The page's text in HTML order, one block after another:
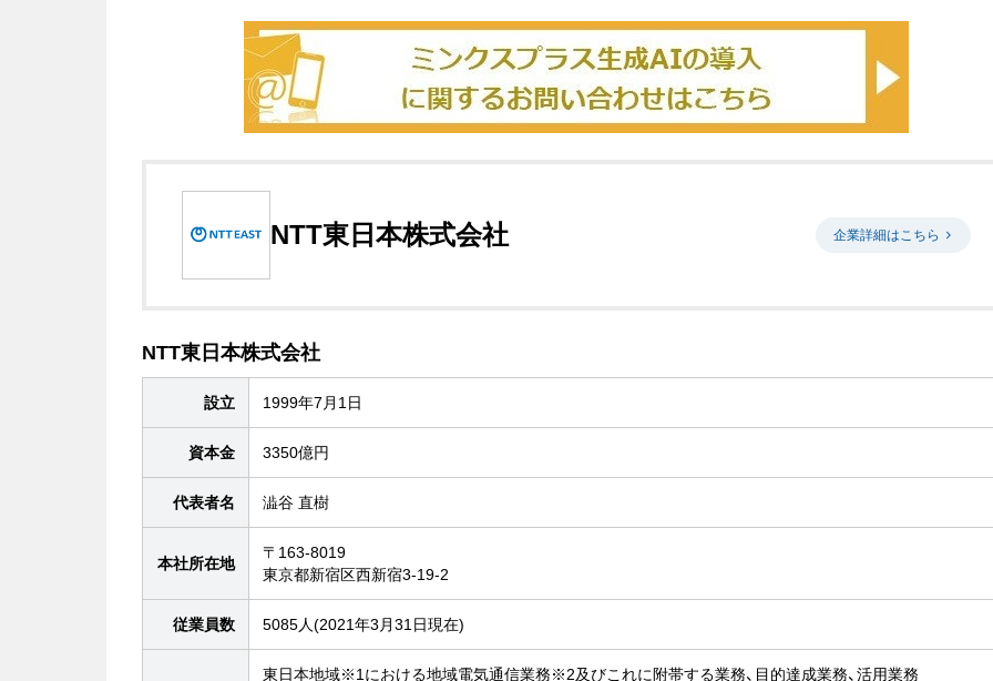
NTT東日本株式会社 企業詳細はこちら
NTT東日本株式会社
設立 1999年7月1日
資本金 3350億円
代表者名 澁谷 直樹
本社所在地
〒163-8019
東京都新宿区西新宿3-19-2
従業員数 5085人(2021年3月31日現在)
東日本地域※1における地域電気通信業務※2及びこれに附帯する業務、目的達成業務、活用業務